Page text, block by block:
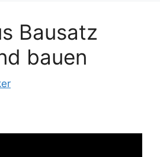
Bausatz
bauen